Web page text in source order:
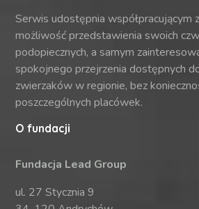
Serwis udostępnia współpracującym
możliwość przedstawienia swoich
podopiecznych, a samym
spokojnego przejrzenia dostępnych
zwierzaków w regionie, bez
poszczególnych placówek.
O fundacji
Fundacja Lead Group
ul. 27 Stycznia 9